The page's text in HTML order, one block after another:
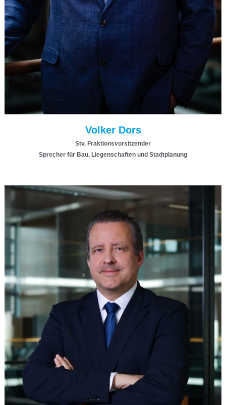
Volker Dors
Stv. Fraktionsvorsitzender
Sprecher für Bau, Liegenschaften und Stadtplanung